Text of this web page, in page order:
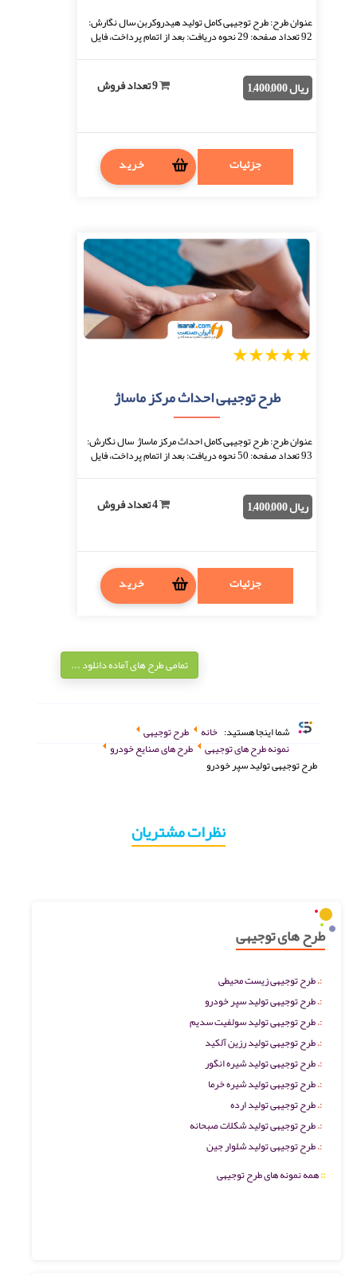
عنوان طرح: طرح توجیهی کامل تولید هیدروکربن سال نگارش:
92 تعداد صفحه: 29 نحوه دریافت: بعد از اتمام پرداخت، فایل
ریال 1,400,000
جزئیات خرید
5
4
3
2
طرح توجیهی احداث مرکز ماساژ
عنوان طرح: طرح توجیهی کامل احداث مرکز ماساژ سال نگارش:
93 تعداد صفحه: 50 نحوه دریافت: بعد از اتمام پرداخت، فایل
ریال 1,400,000
جزئیات خرید
تمامی طرح های آماده دانلود ...
شما اینجا هستید: خانه
طرح توجیهی
نمونه طرح های توجیهی طرح های صنایع خودرو
طرح توجیهی تولید سپر خودرو
نظرات مشتریان
طرح های توجیهی
طرح توجیهی زیست محیطی
طرح توجیهی تولید سپر خودرو
طرح توجیهی تولید سولفیت سدیم
طرح توجیهی تولید رزین آلکید
طرح توجیهی تولید شیره انگور
طرح توجیهی تولید شیره خرما
طرح توجیهی تولید ارده
طرح توجیهی تولید شکلات صبحانه
طرح توجیهی تولید شلوار جین
::همه نمونه های طرح توجیهی